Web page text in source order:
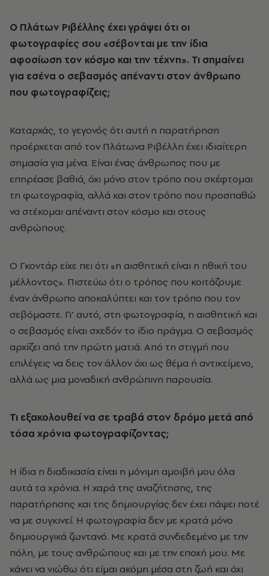
Ο Πλάτων Ριβέλλης έχει γράψει ότι οι
φωτογραφίες σου «σέβονται με την ίδια
αφοσίωση τον κόσμο και την τέχνη». Τι σημαίνει
για εσένα ο σεβασμός απέναντι στον άνθρωπο
που φωτογραφίζεις;
Καταρχάς, το γεγονός ότι αυτή η παρατήρηση
προέρχεται από τον Πλάτωνα Ριβέλλη έχει ιδιαίτερη
σημασία για μένα. Είναι ένας άνθρωπος που με
επηρέασε βαθιά, όχι μόνο στον τρόπο που σκέφτομαι
τη φωτογραφία, αλλά και στον τρόπο που προσπαθώ
να στέκομαι απέναντι στον κόσμο και στους
ανθρώπους.
Ο Γκοντάρ είχε πει ότι «η αισθητική είναι η ηθική του
μέλλοντος». Πιστεύω ότι ο τρόπος που κοιτάζουμε
έναν άνθρωπο αποκαλύπτει και τον τρόπο που τον
σεβόμαστε. Γι’ αυτό, στη φωτογραφία, η αισθητική και
ο σεβασμός είναι σχεδόν το ίδιο πράγμα. Ο σεβασμός
αρχίζει από την πρώτη ματιά. Από τη στιγμή που
επιλέγεις να δεις τον άλλον όχι ως θέμα ή αντικείμενο,
αλλά ως μια μοναδική ανθρώπινη παρουσία.
Τι εξακολουθεί να σε τραβά στον δρόμο μετά από
τόσα χρόνια φωτογραφίζοντας;
Η ίδια η διαδικασία είναι η μόνιμη αμοιβή μου όλα
αυτά τα χρόνια. Η χαρά της αναζήτησης, της
παρατήρησης και της δημιουργίας δεν έχει πάψει ποτέ
να με συγκινεί. Η φωτογραφία δεν με κρατά μόνο
δημιουργικά ζωντανό. Με κρατά συνδεδεμένο με την
πόλη, με τους ανθρώπους και με την εποχή μου. Με
κάνει να νιώθω ότι είμαι ακόμη μέσα στη ζωή και όχι